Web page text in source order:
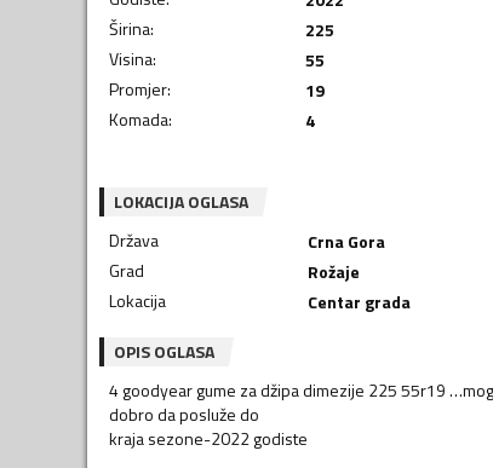
Širina:
225
Visina:
55
Promjer:
19
Komada: 4
LOKACIJA OGLASA
Država
Crna Gora
Grad
Rožaje
Lokacija
Centar grada
OPIS OGLASA
4 goodyear gume za džipa dimezije 225 55r19
dobro da posluže do